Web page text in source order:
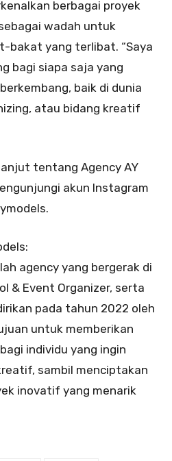
berbagai proyek
wadah untuk
bakat yang terlibat. “Saya
bagi siapa saja yang
baik di dunia
atau bidang kreatif
tentang Agency AY
akun Instagram
agency yang bergerak di
& Event Organizer, serta
pada tahun 2022 oleh
untuk memberikan
individu yang ingin
sambil menciptakan
inovatif yang menarik